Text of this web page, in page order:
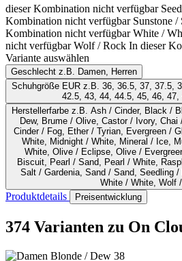
dieser Kombination nicht verfügbar
Kombination nicht verfügbar Sunstone /
Kombination nicht verfügbar White /
nicht verfügbar Wolf / Rock In dieser
Variante auswählen
Geschlecht z.B. Damen, Herren
Schuhgröße EURz.B. 36, 36.5, 37, 37.5, 38, 38.5, 39, 40, 40.5, 41, 42,
42.5, 43, 44, 44.5, 45, 46, 47,
Herstellerfarbez.B. Ash / Cinder, Black / Black, Black / White, Blonde /
Dew, Brume / Olive, Castor / Ivory,
Cinder / Fog, Ether / Tyrian, Evergreen /
White, Midnight / White, Mineral / Ice,
White, Olive / Eclipse, Olive /
Biscuit, Pearl / Sand, Pearl / White,
Salt / Gardenia, Sand / Sand, Seedling
White / White, Wolf
Produktdetails Preisentwicklung
374 Varianten zu On